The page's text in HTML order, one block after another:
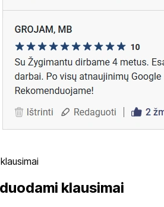
klausimai